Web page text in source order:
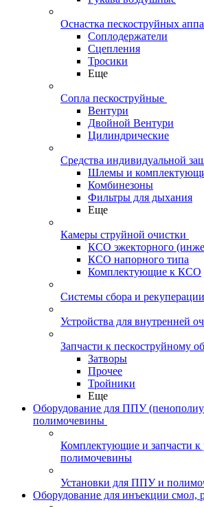
Оснастка пескоструйных
Соплодержатели
Сцепления
Тросики
Еще
Сопла пескоструйные
Вентури
Двойной Вентури
Цилиндрические
Средства индивидуальной
Шлемы и
Комбинезоны
Фильтры для дыхания
Еще
Камеры струйной очистки
КСО эжекторного
КСО напорного типа
Комплектующие к КСО
Системы сбора и рекуперации
Устройства для внутренней
Запчасти к пескоструйному
Затворы
Прочее
Тройники
Еще
Оборудование для ППУ
полимочевины
Комплектующие и запчасти
полимочевины
Установки для ППУ и
Оборудование для инъекции смол,